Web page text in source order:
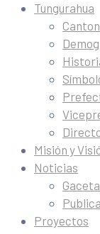
Tungurahua
Misión y
Noticias
Gaceta
Proyectos